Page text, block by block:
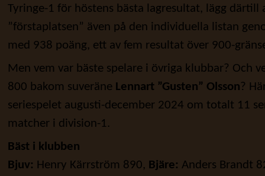
Tyringe-1 för höstens bästa lagresultat, lägg därtill
”förstaplatsen” även på den individuella listan
med 938 poäng, ett av fem resultat över 900-
Men vem var bäste spelare i övriga klubbar? Och
800 bakom suveräne Lennart ”Gusten” Olsson?
seriespelet augusti-december 2024 om totalt 11
matcher i division-1.
Bäst i klubben
Bjuv: Henry Kärrström 890, Bjäre: Anders Brandt